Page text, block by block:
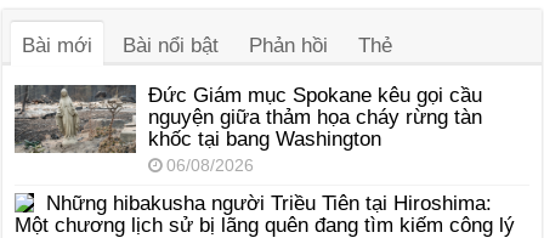
Bài mới Bài nổi bật Phản hồi Thẻ
Đức Giám mục Spokane kêu gọi cầu
nguyện giữa thảm họa cháy rừng tàn
khốc tại bang Washington
06/08/2026
Những hibakusha người Triều Tiên tại Hiroshima:
Một chương lịch sử bị lãng quên đang tìm kiếm công lý